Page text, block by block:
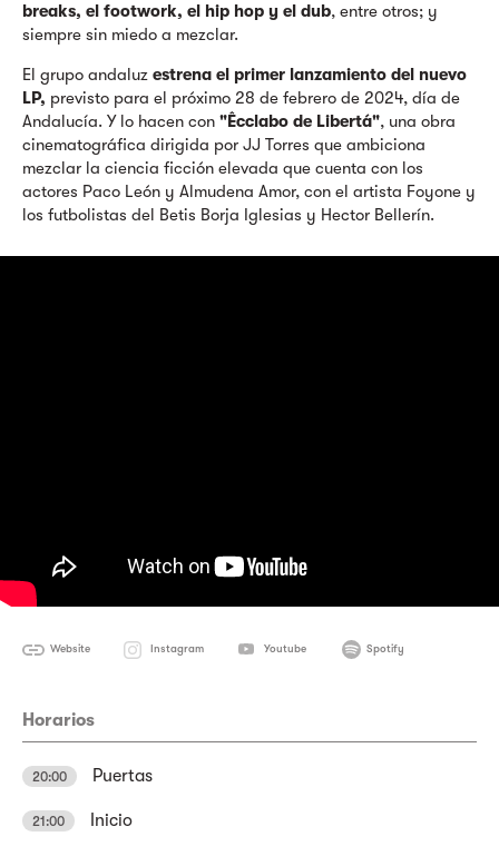
breaks, el footwork, el hip hop y el dub, entre otros; y
siempre sin miedo a mezclar.
El grupo andaluz estrena el primer lanzamiento del nuevo
LP, previsto para el próximo 28 de febrero de 2024, día de
Andalucía. Y lo hacen con "Êcclabo de Libertá", una obra
cinematográfica dirigida por JJ Torres que ambiciona
mezclar la ciencia ficción elevada que cuenta con los
actores Paco León y Almudena Amor, con el artista Foyone y
los futbolistas del Betis Borja Iglesias y Hector Bellerín.
Website Instagram Youtube Spotify
Horarios
20:00 Puertas
21:00 Inicio